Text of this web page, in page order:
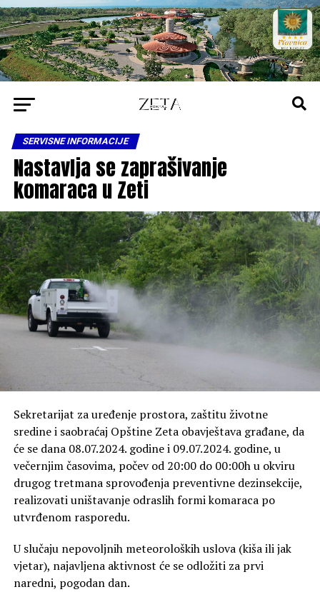
SERVISNE INFORMACIJE
Nastavlja se zaprašivanje
komaraca u Zeti
Sekretarijat za uređenje prostora, zaštitu životne
sredine i saobraćaj Opštine Zeta obavještava građane, da
će se dana 08.07.2024. godine i 09.07.2024. godine, u
večernjim časovima, počev od 20:00 do 00:00h u okviru
drugog tretmana sprovođenja preventivne dezinsekcije,
realizovati uništavanje odraslih formi komaraca po
utvrđenom rasporedu.
U slučaju nepovoljnih meteoroloških uslova (kiša ili jak
vjetar), najavljena aktivnost će se odložiti za prvi
naredni, pogodan dan.